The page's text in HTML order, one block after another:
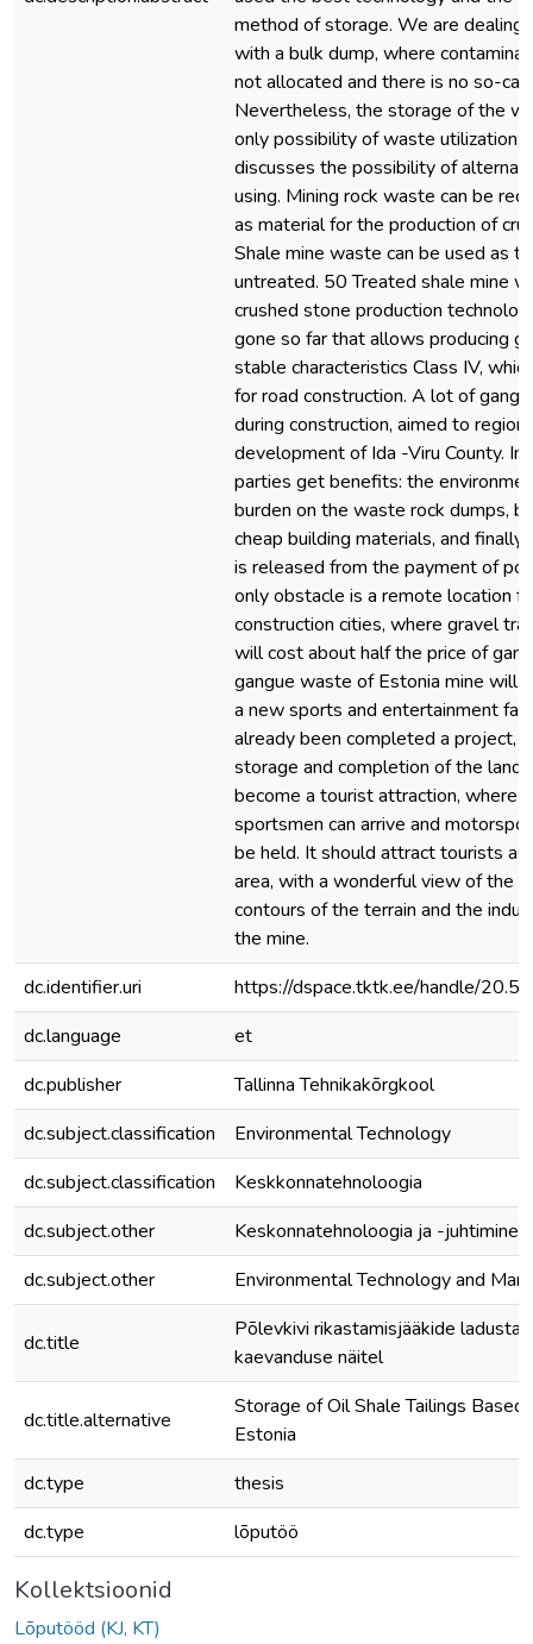
method of storage. We are dealing
with a bulk dump, where
not allocated and there is no so-
Nevertheless, the storage of the
only possibility of waste utilization;
discusses the possibility of
using. Mining rock waste can be
as material for the production of
Shale mine waste can be used as
untreated. 50 Treated shale mine
crushed stone production
gone so far that allows producing
stable characteristics Class IV,
for road construction. A lot of
during construction, aimed to
development of Ida -Viru County. In
parties get benefits: the
burden on the waste rock dumps,
cheap building materials, and finally
is released from the payment of
only obstacle is a remote location
construction cities, where gravel
will cost about half the price of
gangue waste of Estonia mine will
a new sports and entertainment
already been completed a project,
storage and completion of the
become a tourist attraction, where
sportsmen can arrive and
be held. It should attract tourists as
area, with a wonderful view of the
contours of the terrain and the
the mine.
dc.identifier.uri
https://dspace.tktk.ee/handle/
dc.language
et
dc.publisher
Tallinna Tehnikakõrgkool
dc.subject.classification
Environmental Technology
dc.subject.classification
Keskkonnatehnoloogia
dc.subject.other
Keskonnatehnoloogia ja -juhtimine
dc.subject.other
Environmental Technology and
dc.title
Põlevkivi rikastamisjääkide
kaevanduse näitel
dc.title.alternative
Storage of Oil Shale Tailings Based
Estonia
dc.type
thesis
dc.type
lõputöö
Kollektsioonid
Lõputööd (KJ, KT)